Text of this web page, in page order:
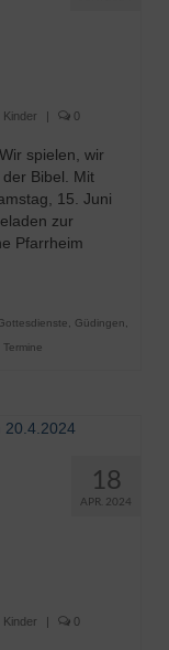
Kinder | 0
spielen, wir
Bibel. Mit
15. Juni
zur
Pfarrheim
Güdingen
Termine
18
APR. 2024
Kinder 0